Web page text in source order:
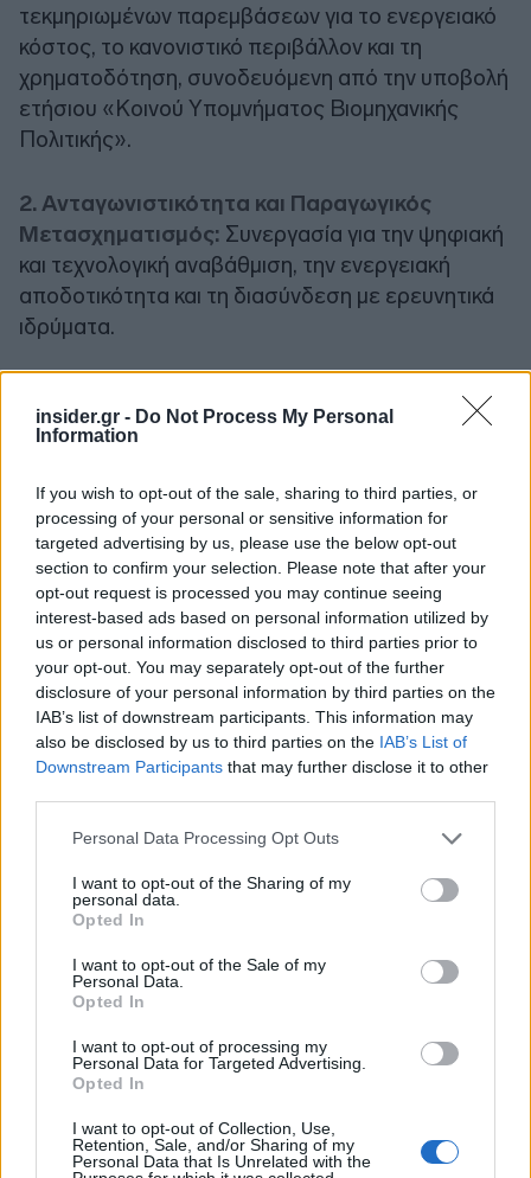
insider.gr - Do Not Process My Personal
Information
If you wish to opt-out of the sale, sharing to third parties, or
processing of your personal or sensitive information for
targeted advertising by us, please use the below opt-out
section to confirm your selection. Please note that after your
opt-out request is processed you may continue seeing
interest-based ads based on personal information utilized by
us or personal information disclosed to third parties prior to
your opt-out. You may separately opt-out of the further
disclosure of your personal information by third parties on the
IAB’s list of downstream participants. This information may
also be disclosed by us to third parties on the IAB’s List of
Downstream Participants that may further disclose it to other
Please note that this website/app uses one or more Google
not limited to your visit or usage behaviour. You may click to
grant or deny consent to Google and its third-party tags to
use your data for below specified purposes in below Google
consent section.
Personal Data Processing Opt Outs
I want to opt-out of the Sharing of my
personal data.
Opted In
I want to opt-out of the Sale of my
Personal Data.
Opted In
I want to opt-out of processing my
Personal Data for Targeted Advertising.
Opted In
I want to opt-out of Collection, Use,
Retention, Sale, and/or Sharing of my
Personal Data that Is Unrelated with the
τεκμηριωμένων παρεμβάσεων για το ενεργειακό
κόστος, το κανονιστικό περιβάλλον και τη
χρηματοδότηση, συνοδευόμενη από την υποβολή
ετήσιου «Κοινού Υπομνήματος Βιομηχανικής
Πολιτικής».
2. Ανταγωνιστικότητα και Παραγωγικός
Μετασχηματισμός: Συνεργασία για την ψηφιακή
και τεχνολογική αναβάθμιση, την ενεργειακή
αποδοτικότητα και τη διασύνδεση με ερευνητικά
ιδρύματα.
3. Εξωστρέφεια και Διεθνής Βιομηχανική